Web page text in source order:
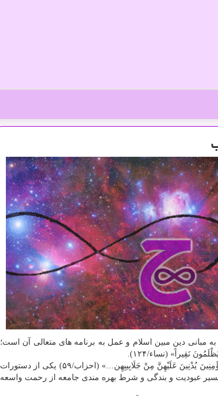
مبانی دین مبین اسلام و عمل به برنامه های متعالی آن است؛
نَقِیراً» (نساء/۱۲۴).
حفظ حجاب و عفت بنابر آیه شریفه «یا أَیُّهَا النَّبِیُّ قُلْ لِأَزْواجِكَ وَ بَناتِكَ وَ نِساءِ الْمُؤْمِنِینَ یُدْنِینَ عَلَیْهِنَّ مِنْ جَلَابِیبِهِن…» (احزاب/۵۹) یكی از دستورات
عبودیت و بندگی و شرط بهره مندی جامعه از رحمت واسعه